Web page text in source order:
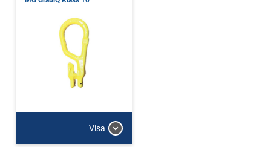
Visa